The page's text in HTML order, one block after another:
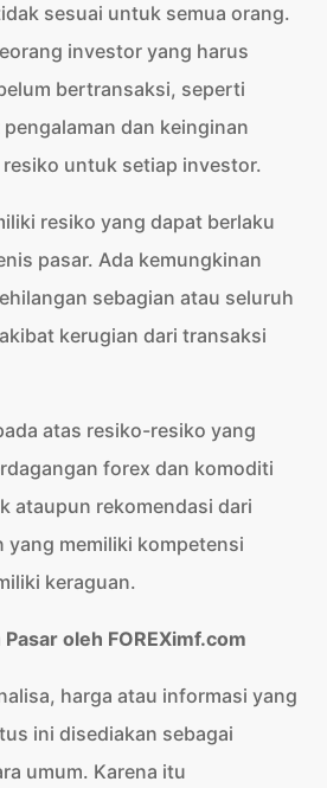
sesuai untuk semua orang.
investor yang harus
bertransaksi, seperti
dan keinginan
untuk setiap investor.
resiko yang dapat berlaku
pasar. Ada kemungkinan
sebagian atau seluruh
kerugian dari transaksi
atas resiko-resiko yang
forex dan komoditi
ataupun rekomendasi dari
yang memiliki kompetensi
keraguan.
oleh FOREXimf.com
harga atau informasi yang
ini disediakan sebagai
umum. Karena itu